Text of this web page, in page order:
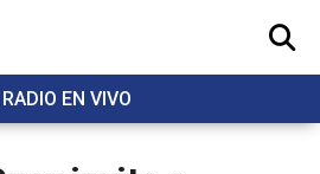
RADIO EN VIVO
BUSCAR